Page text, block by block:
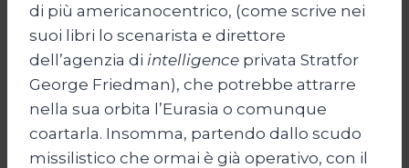
di più americanocentrico, (come scrive nei
suoi libri lo scenarista e direttore
dell’agenzia di intelligence privata Stratfor
George Friedman), che potrebbe attrarre
nella sua orbita l’Eurasia o comunque
coartarla. Insomma, partendo dallo scudo
missilistico che ormai è già operativo, con il